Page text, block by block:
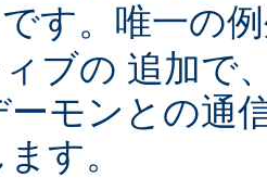
す。唯一の
ブの 追加で
ーモンとの通
す。